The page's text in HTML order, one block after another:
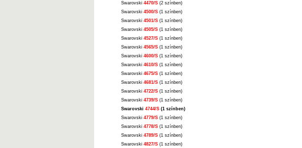
Swarovski 4470/S (2 színben)
Swarovski 4500/S (1 színben)
Swarovski 4501/S (1 színben)
Swarovski 4505/S (1 színben)
Swarovski 4527/S (1 színben)
Swarovski 4565/S (1 színben)
Swarovski 4600/S (1 színben)
Swarovski 4610/S (1 színben)
Swarovski 4675/S (1 színben)
Swarovski 4681/S (1 színben)
Swarovski 4722/S (1 színben)
Swarovski 4739/S (1 színben)
Swarovski 4744/S (1 színben)
Swarovski 4779/S (1 színben)
Swarovski 4778/S (1 színben)
Swarovski 4789/S (1 színben)
Swarovski 4827/S (1 színben)